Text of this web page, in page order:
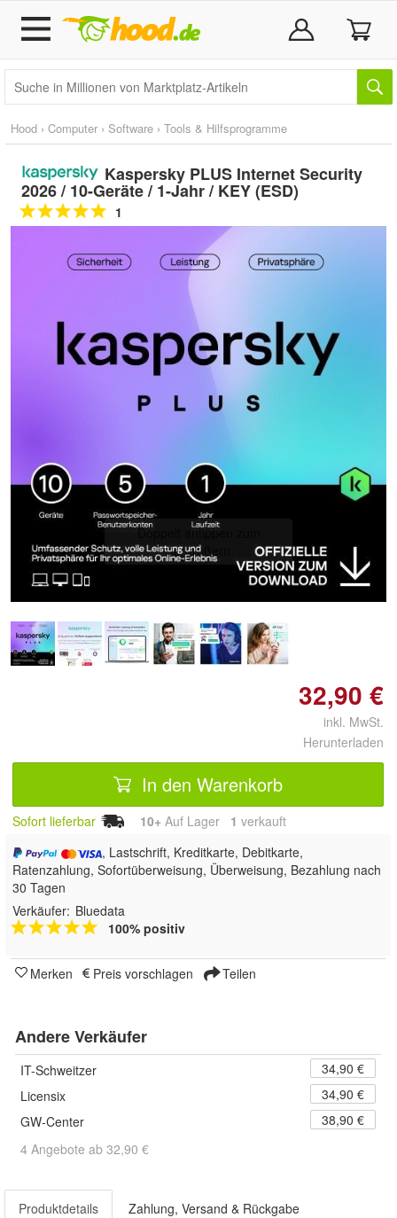
Hood › Computer › Software › Tools & Hilfsprogramme
Kaspersky PLUS Internet Security
2026 / 10-Geräte / 1-Jahr / KEY (ESD)
1
Doppelt antippen zum
vergrößern
32,90 €
inkl. MwSt.
Herunterladen
In den Warenkorb
Sofort lieferbar 10+ Auf Lager 1 verkauft
, Lastschrift, Kreditkarte, Debitkarte,
Ratenzahlung, Sofortüberweisung, Überweisung, Bezahlung nach
30 Tagen
Verkäufer: Bluedata
100% positiv
Merken Preis vorschlagen Teilen
Andere Verkäufer
IT-Schweitzer
34,90 €
Licensix
34,90 €
GW-Center
38,90 €
4 Angebote ab 32,90 €
Produktdetails Zahlung, Versand & Rückgabe